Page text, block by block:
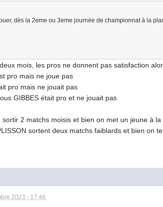
dès la 2eme ou 3eme journée de championnat à la
mois, les pros ne donnent pas satisfaction
pro mais ne joue pas
pro mais ne jouait pas
GIBBES était pro et ne jouait pas
sortir 2 matchs moisis et bien on met un jeune à la
sortent deux matchs faiblards et bien on
2023 - 17:46